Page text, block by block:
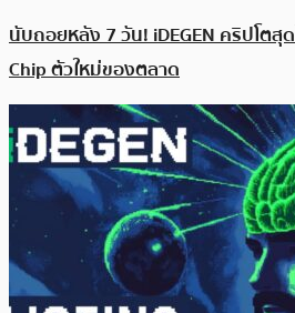
นับถอยหลัง 7 วัน! iDEGEN คริปโตสุ
Chip ตัวใหม่ของตลาด